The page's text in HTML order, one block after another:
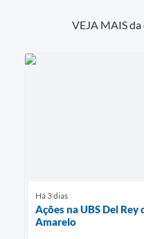
VEJA MAIS
Há 3 dias
Ações na UBS Del
Amarelo